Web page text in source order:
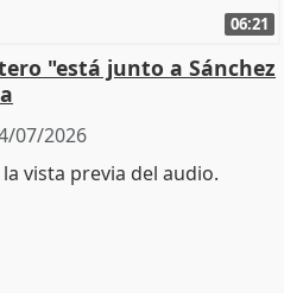
06:21
"está junto a Sánchez
07/2026